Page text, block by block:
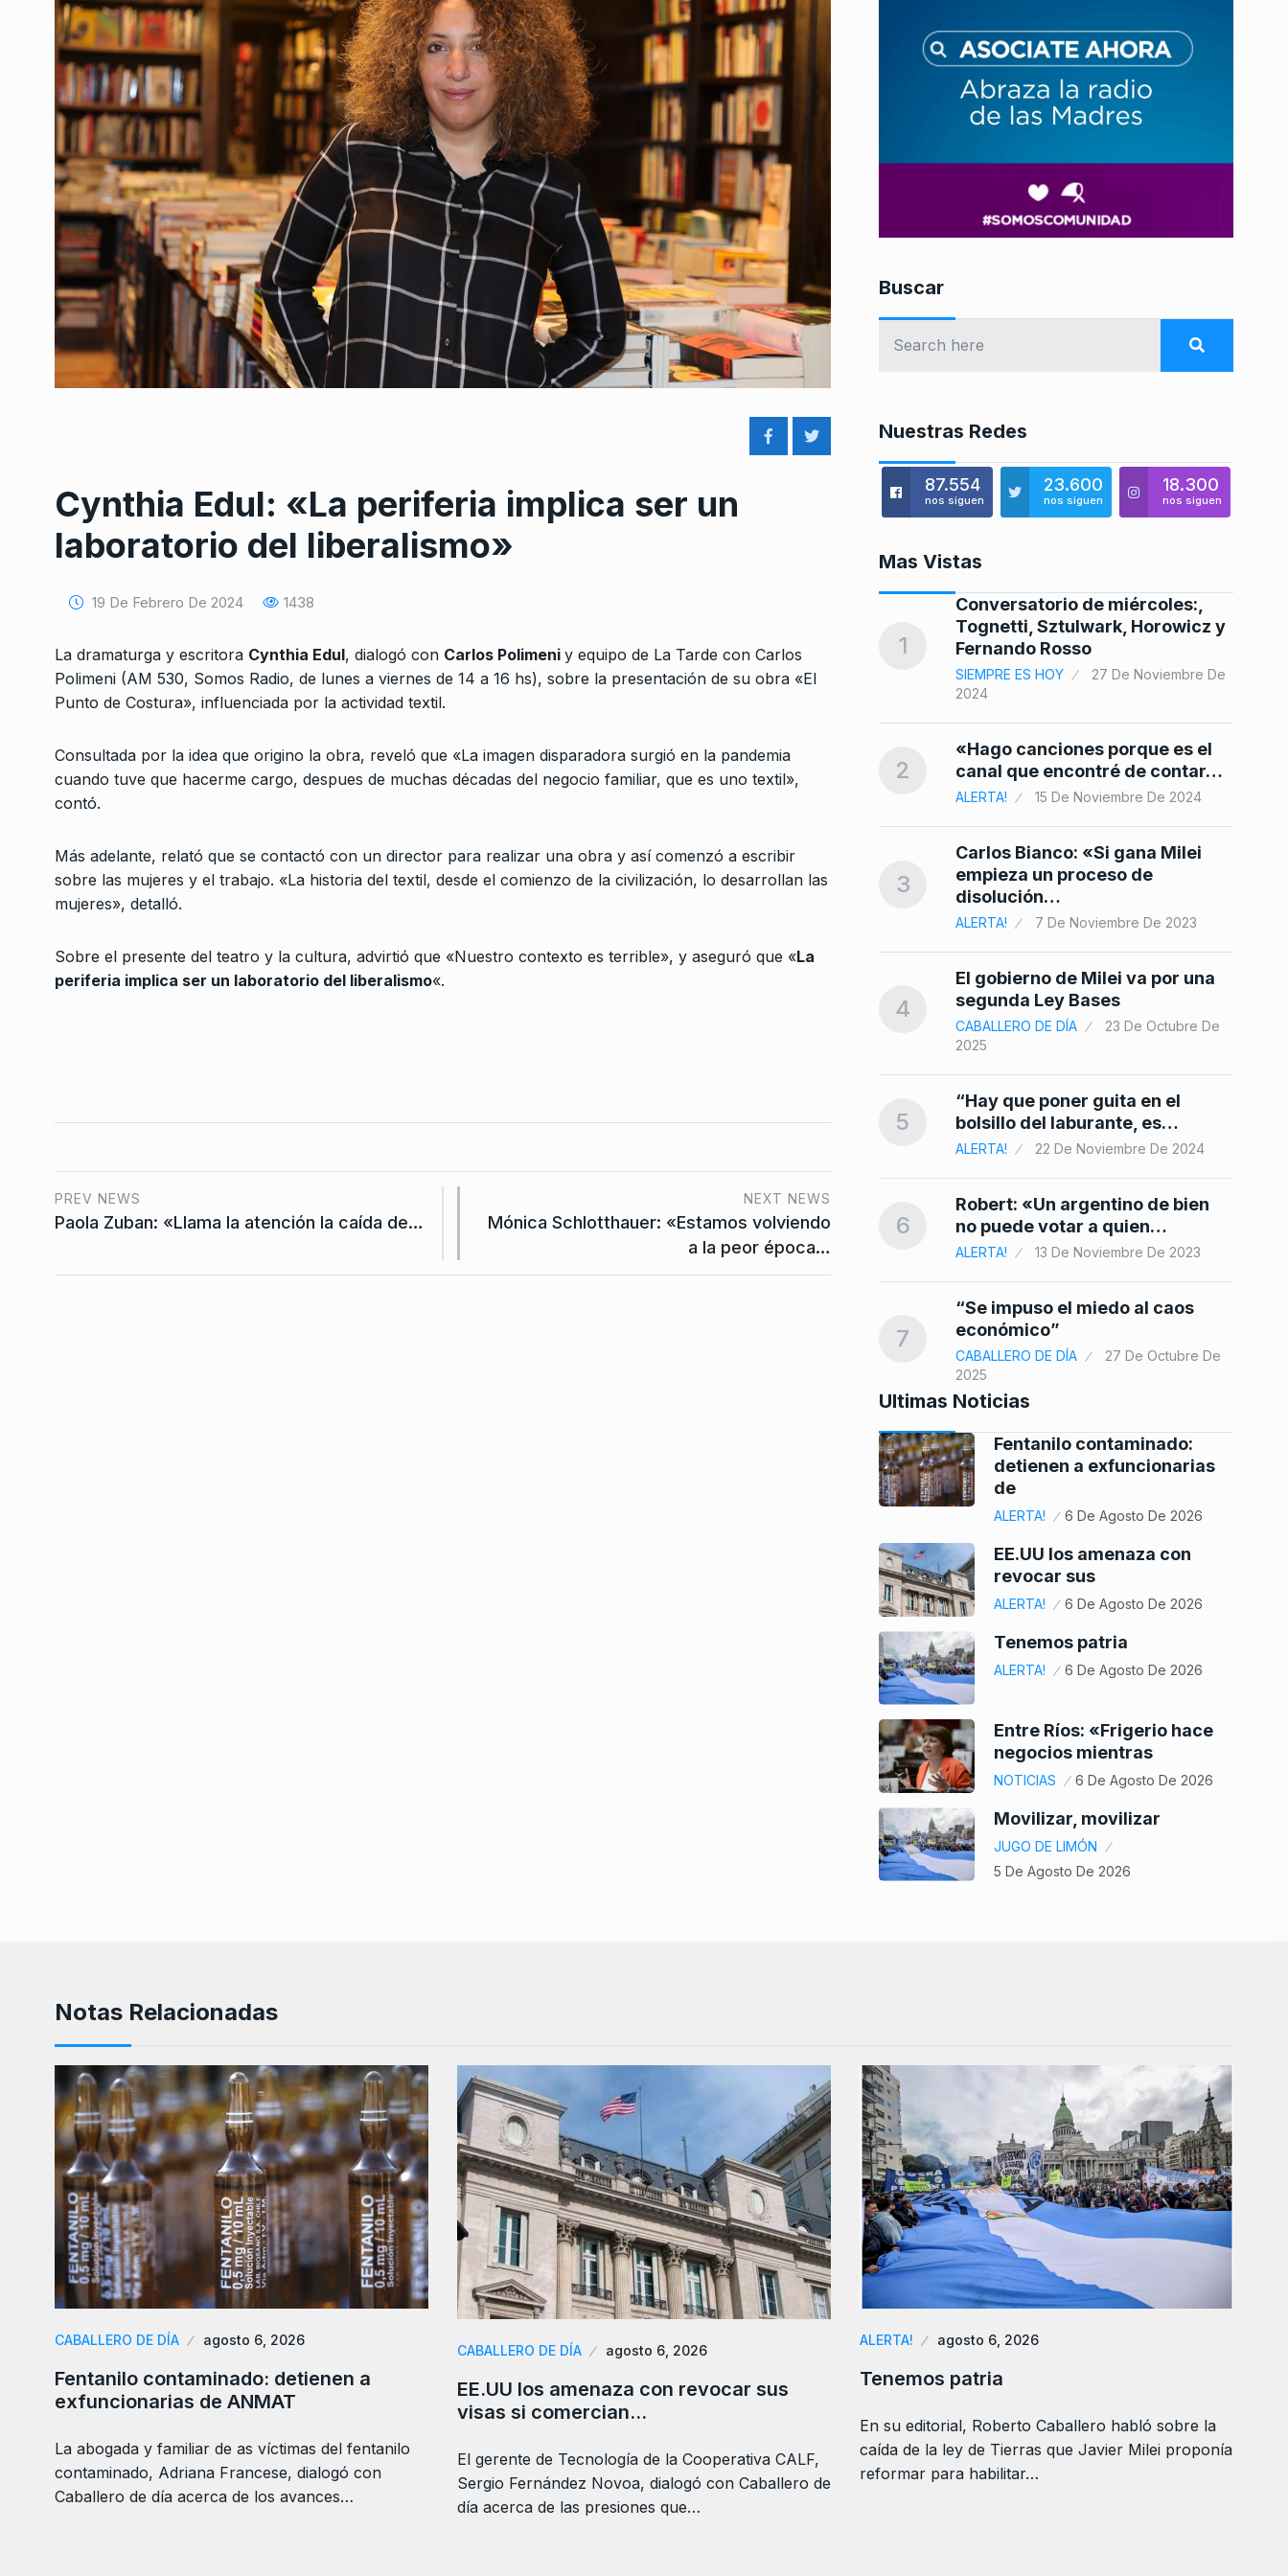
Cynthia Edul: «La periferia implica ser un
laboratorio del liberalismo»
19 De Febrero De 2024 1438
La dramaturga y escritora Cynthia Edul, dialogó con Carlos Polimeni y equipo de La Tarde con Carlos
Polimeni (AM 530, Somos Radio, de lunes a viernes de 14 a 16 hs), sobre la presentación de su obra «El
Punto de Costura», influenciada por la actividad textil.
Consultada por la idea que origino la obra, reveló que «La imagen disparadora surgió en la pandemia
cuando tuve que hacerme cargo, despues de muchas décadas del negocio familiar, que es uno textil»,
contó.
Más adelante, relató que se contactó con un director para realizar una obra y así comenzó a escribir
sobre las mujeres y el trabajo. «La historia del textil, desde el comienzo de la civilización, lo desarrollan las
mujeres», detalló.
Sobre el presente del teatro y la cultura, advirtió que «Nuestro contexto es terrible», y aseguró que «La
periferia implica ser un laboratorio del liberalismo«.
PREV NEWS
Paola Zuban: «Llama la atención la caída de…
NEXT NEWS
Mónica Schlotthauer: «Estamos volviendo
a la peor época…
Buscar
Nuestras Redes
87.554
nos siguen
23.600
nos siguen
18.300
nos siguen
Mas Vistas
1
Conversatorio de miércoles:,
Fernando Rosso
SIEMPRE ES HOY
27 De Noviembre De
2024
2
«Hago canciones porque es el
canal que encontré de contar…
3
Carlos Bianco: «Si gana Milei
empieza un proceso de
El gobierno de Milei va por una
5
bolsillo del laburante, es…
6
no puede votar a quien…
construir mayoría»
ALERTA! 17 De Noviembre De 2023
10
Avanza pesó más que las…
LA TARDE CON CARLOS POLIMENI
1
Conversatorio de miércoles:,
Tognetti, Sztulwark, Horowicz y
Fernando Rosso
SIEMPRE ES HOY
27 De Noviembre De
2024
2
«Hago canciones porque es el
canal que encontré de contar…
ALERTA! 15 De Noviembre De 2024
3
Carlos Bianco: «Si gana Milei
empieza un proceso de
disolución…
ALERTA! 7 De Noviembre De 2023
4
El gobierno de Milei va por una
segunda Ley Bases
CABALLERO DE DÍA
23 De Octubre De
2025
5
“Hay que poner guita en el
bolsillo del laburante, es…
ALERTA! 22 De Noviembre De 2024
6
Robert: «Un argentino de bien
no puede votar a quien…
ALERTA! 13 De Noviembre De 2023
7
“Se impuso el miedo al caos
económico”
CABALLERO DE DÍA
27 De Octubre De
2025
Ultimas Noticias
Fentanilo contaminado:
detienen a exfuncionarias
de
ALERTA! 6 De Agosto De 2026
EE.UU los amenaza con
revocar sus
ALERTA! 6 De Agosto De 2026
Tenemos patria
ALERTA! 6 De Agosto De 2026
Entre Ríos: «Frigerio hace
negocios mientras
NOTICIAS 6 De Agosto De 2026
Movilizar, movilizar
JUGO DE LIMÓN
5 De Agosto De 2026
Notas Relacionadas
CABALLERO DE DÍA agosto 6, 2026
Fentanilo contaminado: detienen a
exfuncionarias de ANMAT
La abogada y familiar de as víctimas del fentanilo
contaminado, Adriana Francese, dialogó con
Caballero de día acerca de los avances…
CABALLERO DE DÍA agosto 6, 2026
EE.UU los amenaza con revocar sus
visas si comercian…
El gerente de Tecnología de la Cooperativa CALF,
Sergio Fernández Novoa, dialogó con Caballero de
día acerca de las presiones que…
ALERTA! agosto 6, 2026
Tenemos patria
En su editorial, Roberto Caballero habló sobre la
caída de la ley de Tierras que Javier Milei proponía
reformar para habilitar…